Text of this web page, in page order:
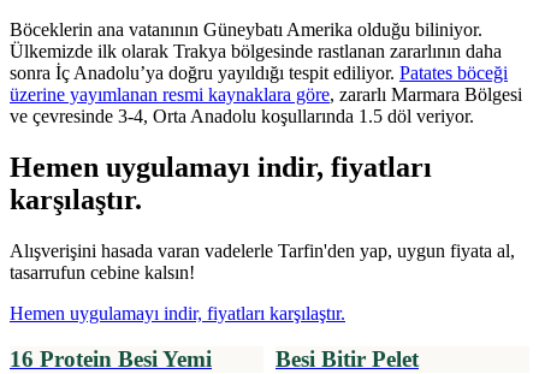
Böceklerin ana vatanının Güneybatı Amerika olduğu biliniyor.
Ülkemizde ilk olarak Trakya bölgesinde rastlanan zararlının daha
sonra İç Anadolu’ya doğru yayıldığı tespit ediliyor. Patates böceği
üzerine yayımlanan resmi kaynaklara göre, zararlı Marmara Bölgesi
ve çevresinde 3-4, Orta Anadolu koşullarında 1.5 döl veriyor.
Hemen uygulamayı indir, fiyatları
karşılaştır.
Alışverişini hasada varan vadelerle Tarfin'den yap, uygun fiyata al,
tasarrufun cebine kalsın!
Hemen uygulamayı indir, fiyatları karşılaştır.
16 Protein Besi Yemi Besi Bitir Pelet